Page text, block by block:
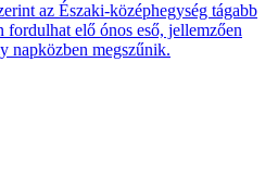
az Északi-középhegység tágabb
fordulhat elő ónos eső, jellemzően
napközben megszűnik.